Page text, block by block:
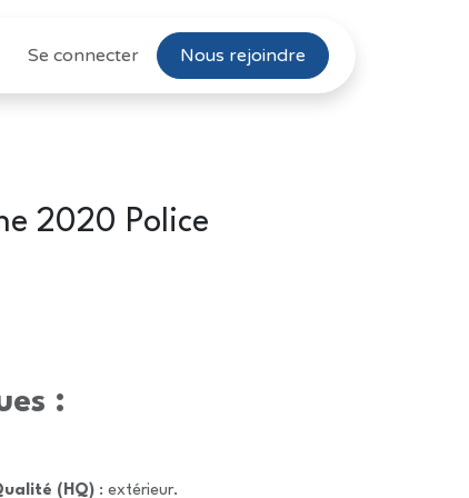
Se connecter Nous rejoindre
2020 Police
:
(HQ) : extérieur.